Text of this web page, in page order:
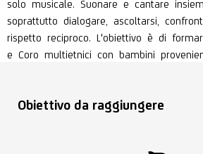
solo musicale. Suonare e cantare
soprattutto dialogare, ascoltarsi,
rispetto reciproco. L'obiettivo è di
e Coro multietnici con bambini
Obiettivo da raggiungere